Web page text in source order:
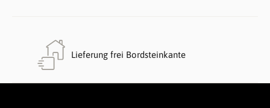
Lieferung frei Bordsteinkante